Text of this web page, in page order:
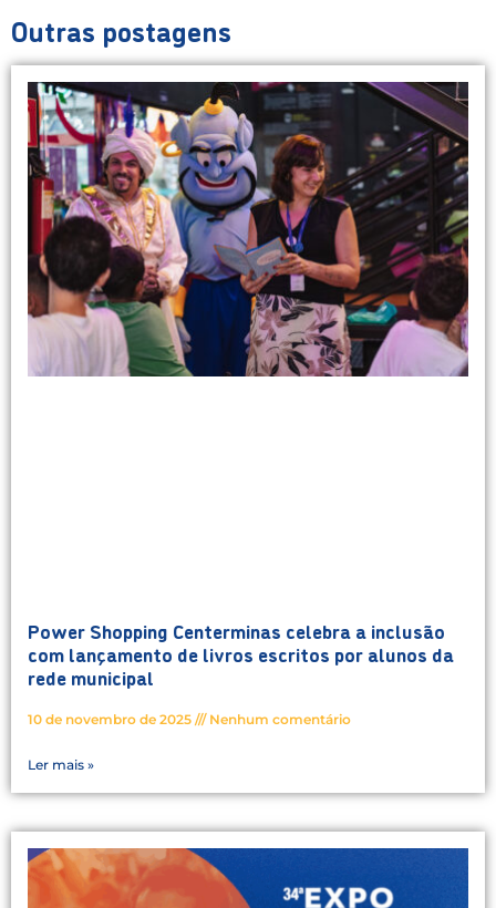
Outras postagens
Power Shopping Centerminas celebra a inclusão
com lançamento de livros escritos por alunos da
rede municipal
10 de novembro de 2025 Nenhum comentário
Ler mais »